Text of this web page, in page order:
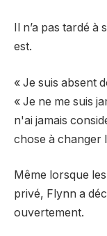
Il n’a pas tardé à
est.
« Je suis absent
« Je ne me suis
n'ai jamais
chose à changer
Même lorsque
privé, Flynn a
ouvertement.